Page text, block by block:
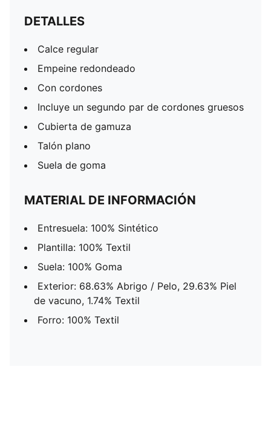
DETALLES
Calce regular
Empeine redondeado
Con cordones
Incluye un segundo par de cordones gruesos
Cubierta de gamuza
Talón plano
Suela de goma
MATERIAL DE INFORMACIÓN
Entresuela: 100% Sintético
Plantilla: 100% Textil
Suela: 100% Goma
Exterior: 68.63% Abrigo / Pelo, 29.63% Piel
de vacuno, 1.74% Textil
Forro: 100% Textil